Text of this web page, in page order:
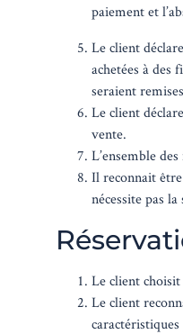
paiement et
Le client
achetées à des
seraient
Le client
vente.
L’ensemble
Il reconnait
nécessite pas
Le client
Le client